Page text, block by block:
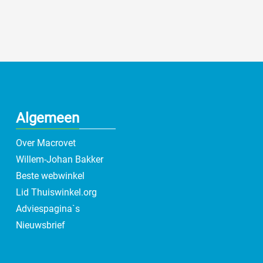
Algemeen
Over Macrovet
Willem-Johan Bakker
Beste webwinkel
Lid Thuiswinkel.org
Adviespagina`s
Nieuwsbrief